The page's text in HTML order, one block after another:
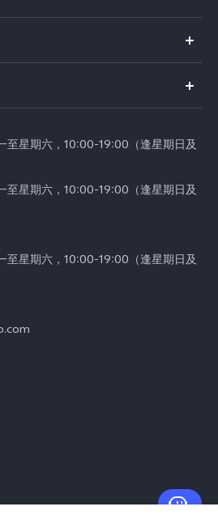
至星期六，10:00-19:00（逢星期日及
至星期六，10:00-19:00（逢星期日及
至星期六，10:00-19:00（逢星期日及